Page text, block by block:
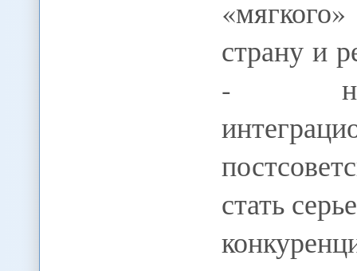
страну и
-
стать